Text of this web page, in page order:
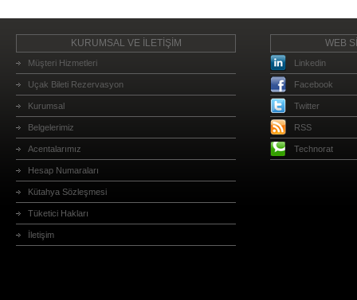
KURUMSAL VE İLETİŞİM
Müşteri Hizmetleri
Uçak Bileti Rezervasyon
Kurumsal
Belgelerimiz
Acentalarımız
Hesap Numaraları
Kütahya Sözleşmesi
Tüketici Hakları
İletişim
WEB
Linkedin
Facebook
Twitter
RSS
Technorat